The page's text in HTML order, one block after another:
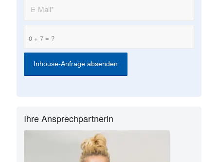
0 + 7 = ?
Ihre Ansprechpartnerin